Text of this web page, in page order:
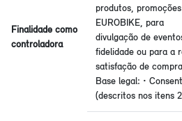
Finalidade como
controladora
produtos,
EUROBIKE, para
divulgação de
fidelidade ou para a
satisfação de compra
Base legal: •
(descritos nos itens